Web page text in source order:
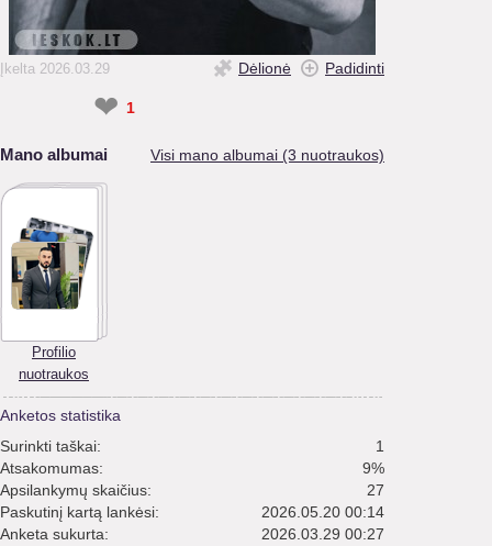
Įkelta 2026.03.29 Dėlionė Padidinti
❤ 1
Mano albumai Visi mano albumai (3 nuotraukos)
Profilio
nuotraukos
Anketos statistika
Surinkti taškai:
1
Atsakomumas:
9%
Apsilankymų skaičius:
27
Paskutinį kartą lankėsi:
2026.05.20 00:14
Anketa sukurta:
2026.03.29 00:27